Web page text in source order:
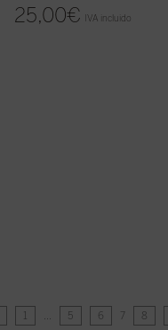
25,00€ IVA incluido
1 … 5 6 7 8